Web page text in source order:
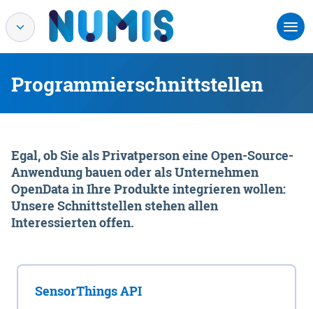
Programmierschnittstellen
Egal, ob Sie als Privatperson eine Open-Source-
Anwendung bauen oder als Unternehmen
OpenData in Ihre Produkte integrieren wollen:
Unsere Schnittstellen stehen allen
Interessierten offen.
SensorThings API